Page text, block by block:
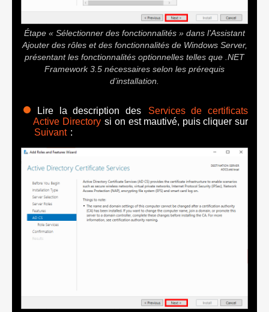
Étape « Sélectionner des fonctionnalités » dans l’Assistant
Ajouter des rôles et des fonctionnalités de Windows Server,
présentant les fonctionnalités optionnelles telles que .NET
Framework 3.5 nécessaires selon les prérequis
d’installation.
Lire la description des
Services de certificats
Active Directory si on est mautivé, puis cliquer sur
Suivant :